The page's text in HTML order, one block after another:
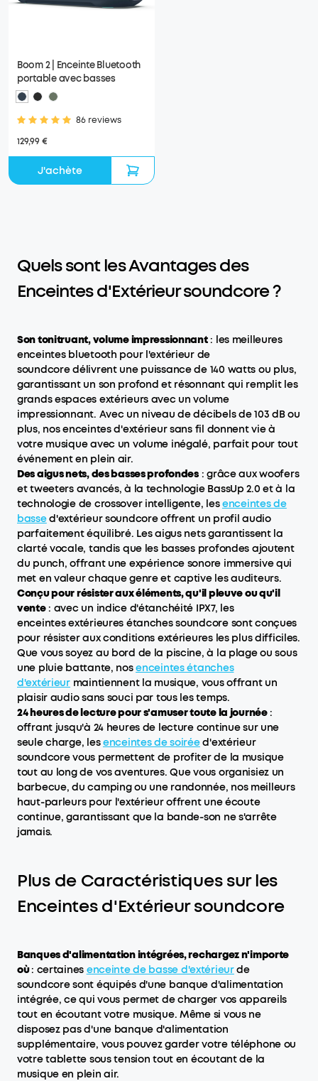
Boom 2 | Enceinte Bluetooth
portable avec basses
86 reviews
129,99 €
J'achète
Quels sont les Avantages des
Enceintes d'Extérieur soundcore ?
Son tonitruant, volume impressionnant: les meilleures
enceintes bluetooth pour l'extérieur de
soundcore délivrent une puissance de 140 watts ou plus,
garantissant un son profond et résonnant qui remplit les
grands espaces extérieurs avec un volume
impressionnant. Avec un niveau de décibels de 103 dB ou
plus, nos enceintes d'extérieur sans fil donnent vie à
votre musique avec un volume inégalé, parfait pour tout
événement en plein air.
Des aigus nets, des basses profondes: grâce aux woofers
et tweeters avancés, à la technologie BassUp 2.0 et à la
technologie de crossover intelligente, lesenceintesde
bassed'extérieur soundcore offrent un profil audio
parfaitement équilibré. Les aigus nets garantissent la
clarté vocale, tandis que les basses profondes ajoutent
du punch, offrant une expérience sonore immersive qui
met en valeur chaque genre et captive les auditeurs.
Conçu pour résister aux éléments, qu'il pleuve ou qu'il
vente: avec un indice d'étanchéité IPX7, les
enceintes extérieures étanches soundcore sont conçues
pour résister aux conditions extérieures les plus difficiles.
Que vous soyez au bord de la piscine, à la plage ou sous
une pluie battante, nosenceintes étanches
d'extérieurmaintiennent la musique, vous offrant un
plaisir audio sans souci par tous les temps.
24 heures de lecture pour s'amuser toute la journée:
offrant jusqu'à 24 heures de lecture continue sur une
seule charge, lesenceintesde soiréed'extérieur
soundcore vous permettent de profiter de la musique
tout au long de vos aventures. Que vous organisiez un
barbecue, du camping ou une randonnée, nos meilleurs
haut-parleurs pour l'extérieur offrent une écoute
continue, garantissant que la bande-son ne s'arrête
jamais.
Plus de Caractéristiques sur les
Enceintes d'Extérieur soundcore
Banques d'alimentation intégrées, rechargez n'importe
où: certaines enceintede basse d'extérieurde
soundcore sont équipés d'une banque d'alimentation
intégrée, ce qui vous permet de charger vos appareils
tout en écoutant votre musique. Même si vous ne
disposez pas d'une banque d'alimentation
supplémentaire, vous pouvez garder votre téléphone ou
votre tablette sous tension tout en écoutant de la
musique en plein air.